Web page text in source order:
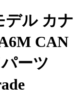
デル カナ
CAN
ーツ